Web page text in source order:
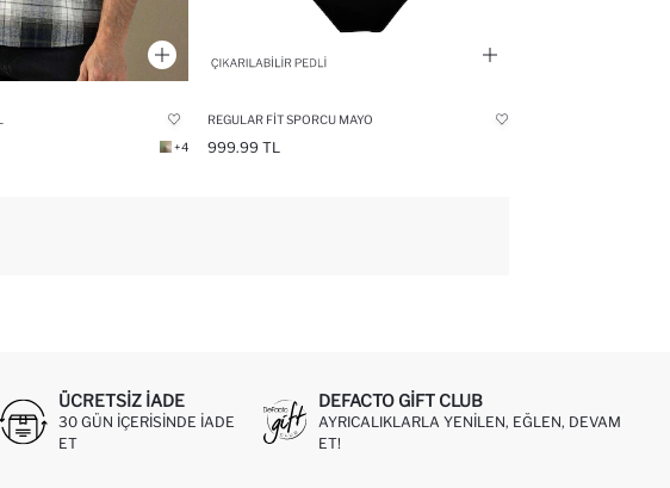
+4
REGULAR FIT SPORCU MAYO
999.99 TL
ÜCRETSIZ IADE
30 GÜN IÇERISINDE IADE
ET
DEFACTO GIFT CLUB
AYRICALIKLARLA YENILEN, EĞLEN, DEVAM
ET!